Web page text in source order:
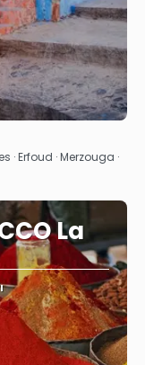
· Erfoud · Merzouga ·
La